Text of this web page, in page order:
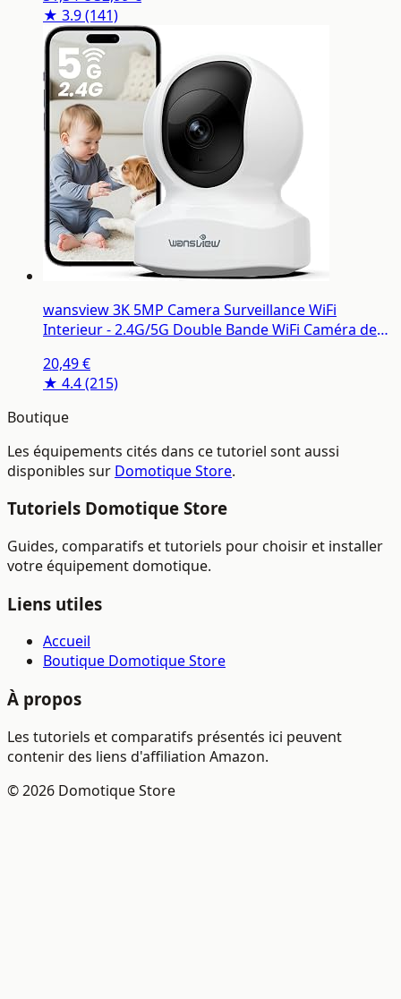
pour Jardin/Garage/Porte d’entrée
★ 3.9(141)
wansview 3K 5MP Camera Surveillance WiFi
Interieur - 2.4G/5G Double Bande WiFi Caméra de
Humaine IA, Compatible avec Alexa pour
Bébé/Chat/Chien/Maison
20,49 €
★ 4.4(215)
Boutique
Les équipements cités dans ce tutoriel sont aussi
disponibles sur Domotique Store.
Tutoriels Domotique Store
Guides, comparatifs et tutoriels pour choisir et installer
votre équipement domotique.
Liens utiles
Accueil
Boutique Domotique Store
À propos
Les tutoriels et comparatifs présentés ici peuvent
contenir des liens d'affiliation Amazon.
© 2026 Domotique Store